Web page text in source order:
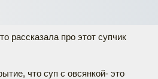
рассказала про этот супчик
что суп с овсянкой- это